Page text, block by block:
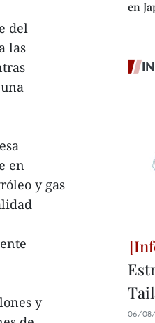
del
las
en
y gas
y
en
06/08/